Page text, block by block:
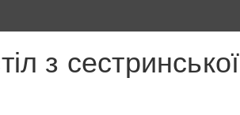
з сестринської